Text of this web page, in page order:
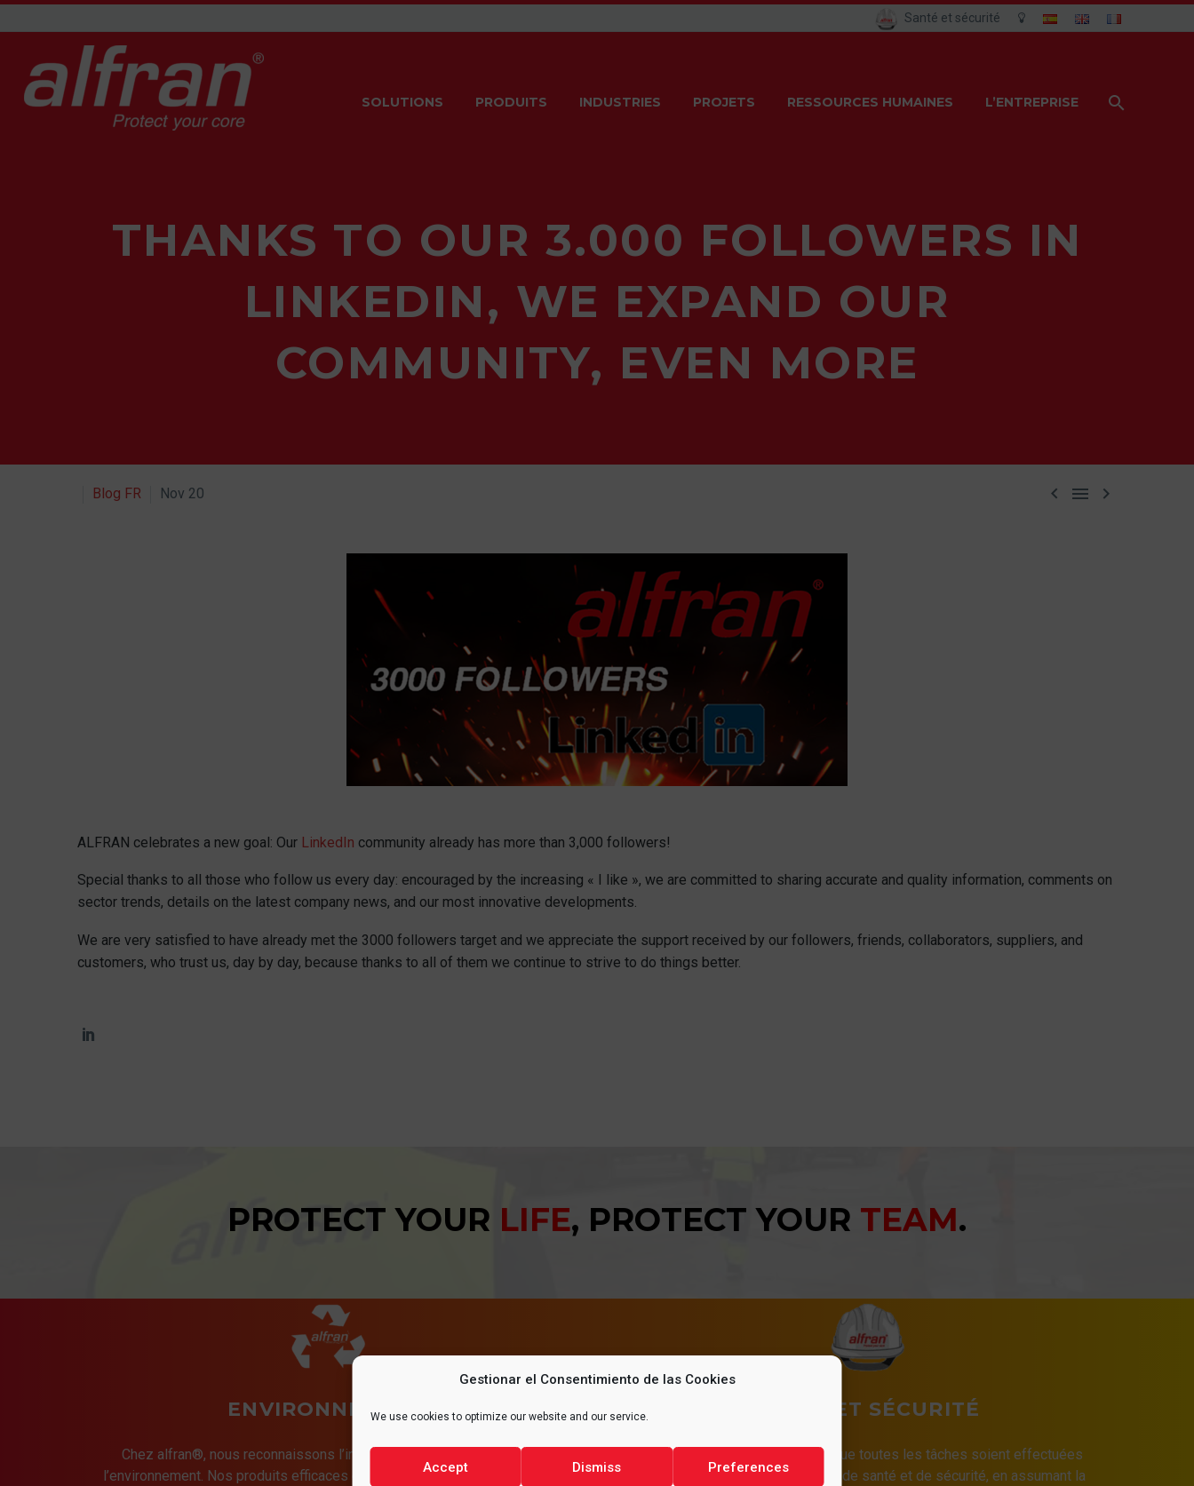
Gestionar el Consentimiento de las Cookies
We use cookies to optimize our website and our service.
Accept Dismiss Preferences
Santé et sécurité
SOLUTIONS PRODUITS INDUSTRIES PROJETS RESSOURCES HUMAINES L’ENTREPRISE
THANKS TO OUR 3.000 FOLLOWERS IN
LINKEDIN, WE EXPAND OUR
COMMUNITY, EVEN MORE
  
Blog FR Nov 20
ALFRAN celebrates a new goal: Our LinkedIn community already has more than 3,000 followers!
Special thanks to all those who follow us every day: encouraged by the increasing « I like », we are committed to sharing accurate and quality information, comments on
sector trends, details on the latest company news, and our most innovative developments.
We are very satisfied to have already met the 3000 followers target and we appreciate the support received by our followers, friends, collaborators, suppliers, and
customers, who trust us, day by day, because thanks to all of them we continue to strive to do things better.
PROTECT YOUR LIFE, PROTECT YOUR TEAM.
ENVIRONNEMENT
Chez alfran®, nous reconnaissons l’importance de la protection de
l’environnement. Nos produits efficaces et durables contribuent à réduire
SANTÉ ET SÉCURITÉ
Il est d’une importance vitale que toutes les tâches soient effectuées
dans des conditions optimales de santé et de sécurité, en assumant la